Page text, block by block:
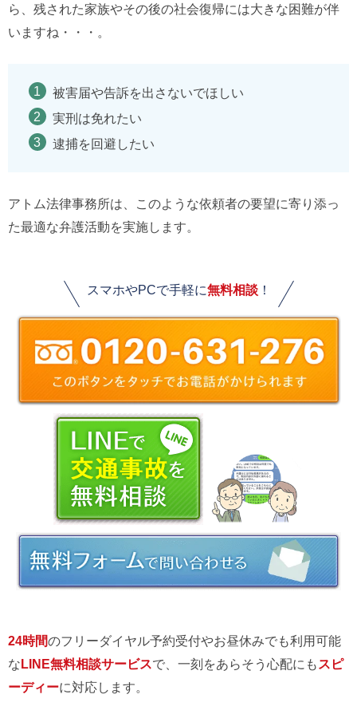
ら、残された家族やその後の社会復帰には大きな困難が伴
いますね・・・。
被害届や告訴を出さないでほしい
実刑は免れたい
逮捕を回避したい
アトム法律事務所は、このような依頼者の要望に寄り添っ
た最適な弁護活動を実施します。
スマホやPCで手軽に無料相談！
24時間のフリーダイヤル予約受付やお昼休みでも利用可能
なLINE無料相談サービスで、一刻をあらそう心配にも スピ
ーディーに対応します。